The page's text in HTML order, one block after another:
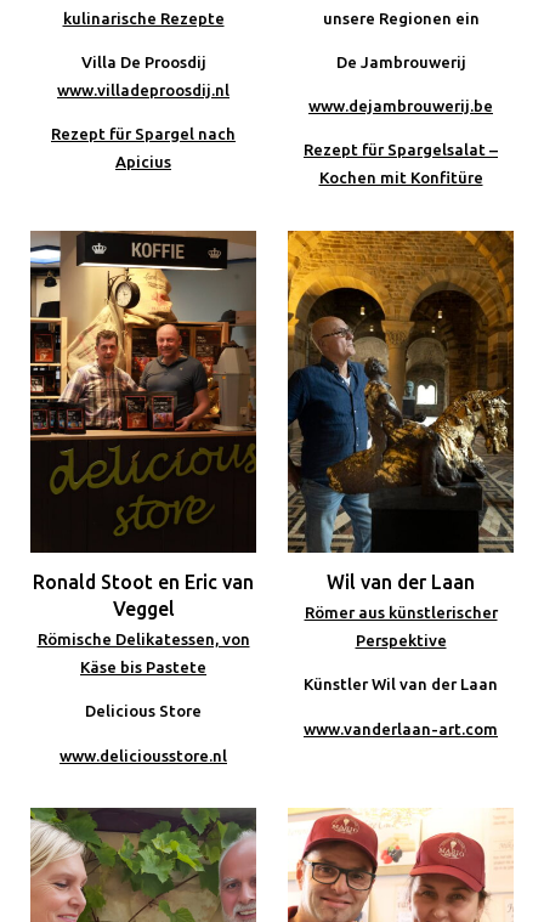
kulinarische Rezepte
Villa De Proosdij
www.villadeproosdij.nl
Rezept für Spargel nach
Apicius
unsere Regionen ein
De Jambrouwerij
www.dejambrouwerij.be
Rezept für Spargelsalat –
Kochen mit Konfitüre
Ronald Stoot en Eric van
Veggel
Römische Delikatessen, von
Käse bis Pastete
Delicious Store
www.deliciousstore.nl
Wil van der Laan
Römer aus künstlerischer
Perspektive
Künstler Wil van der Laan
www.vanderlaan-art.com